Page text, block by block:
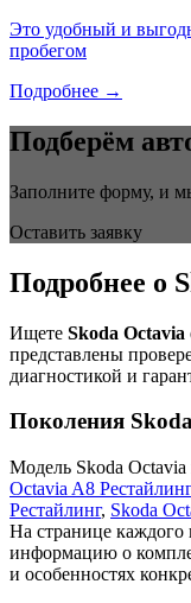
Это удобный и
пробегом
Подробнее →
Подберём
Заполните форму, и
Оставить заявку
Подробнее о
Ищете Skoda Octavia
представлены
диагностикой и
Поколения
Модель Skoda Octavia
Octavia A8 Рестайлинг
Рестайлинг, Skoda
На странице
информацию о
и особенностях